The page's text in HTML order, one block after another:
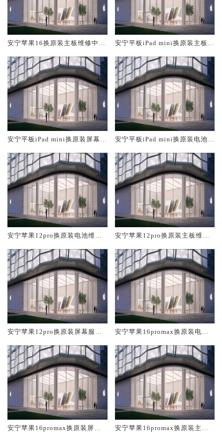
安宁苹果16换原装主板维修中心
安宁平板iPad mini换原装主板维
安宁平板iPad mini换原装屏幕服
安宁平板iPad mini换原装电池维
安宁苹果12pro换原装电池维修
安宁苹果12pro换原装主板维修
安宁苹果12pro换原装屏幕服务
安宁苹果16promax换原装电池
安宁苹果16promax换原装屏幕
安宁苹果16promax换原装主板